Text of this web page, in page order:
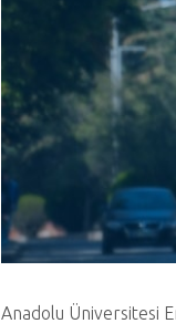
Anadolu Üniversitesi